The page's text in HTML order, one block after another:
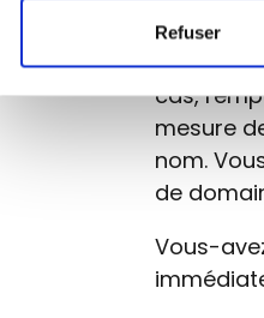
Refuser
choix
Votre
cas,
mesure
nom.
de
Vous-